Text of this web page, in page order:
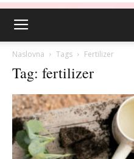
Naslovna Tags Fertilizer
Tag: fertilizer